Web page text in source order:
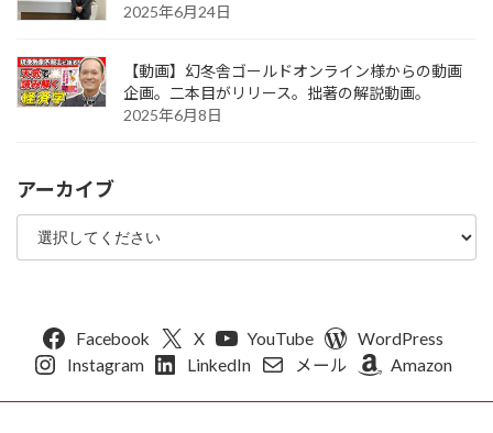
2025年6月24日
【動画】幻冬舎ゴールドオンライン様からの動画
企画。二本目がリリース。拙著の解説動画。
2025年6月8日
アーカイブ
Facebook X YouTube
WordPress
Instagram
LinkedIn メール Amazon